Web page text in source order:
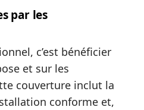
par les
c’est bénéficier
et sur les
couverture inclut la
conforme et,